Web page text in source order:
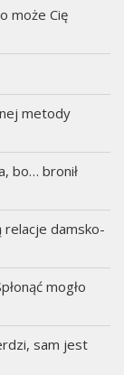
może Cię
metody
bo… bronił
relacje damsko-
mogło
sam jest